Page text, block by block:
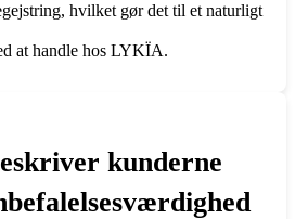
hvilket gør det til et naturligt
at handle hos LYKÏA.
kunderne